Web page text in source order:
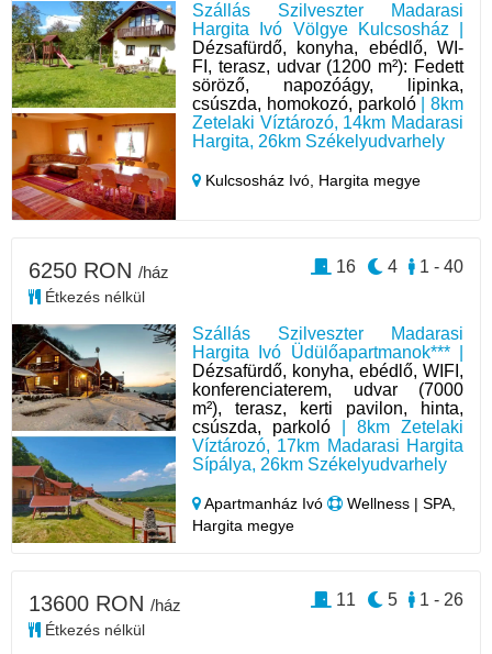
Szállás Szilveszter Madarasi
Hargita Ivó Völgye Kulcsosház |
Dézsafürdő, konyha, ebédlő, WI-
FI, terasz, udvar (1200 m²): Fedett
söröző, napozóágy, lipinka,
csúszda, homokozó, parkoló| 8km
Zetelaki Víztározó, 14km Madarasi
Hargita, 26km Székelyudvarhely
Kulcsosház Ivó, Hargita megye
Szállás Szilveszter Madarasi
Hargita Ivó Üdülőapartmanok*** |
Dézsafürdő, konyha, ebédlő, WIFI,
konferenciaterem, udvar (7000
m²), terasz, kerti pavilon, hinta,
csúszda, parkoló | 8km Zetelaki
Víztározó, 17km Madarasi Hargita
Sípálya, 26km Székelyudvarhely
Apartmanház Ivó
Wellness | SPA,
Hargita megye
6250 RON /ház
Étkezés nélkül
1 - 40
4
16
13600 RON /ház
Étkezés nélkül
1 - 26
5
11